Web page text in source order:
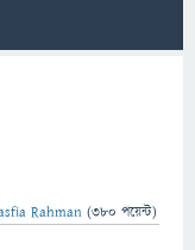
Rahman (380 পয়েন্ট)